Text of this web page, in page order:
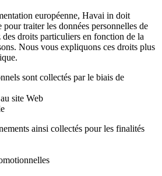
européenne, Havai in doit
pour traiter les données personnelles de
des droits particuliers en fonction de la
Nous vous expliquons ces droits plus
sont collectés par le biais de
site Web
ainsi collectés pour les finalités